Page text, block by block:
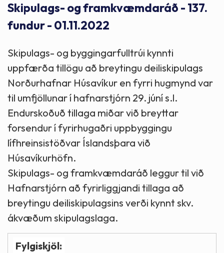
Skipulags- og framkvæmdaráð - 137.
fundur - 01.11.2022
Skipulags- og byggingarfulltrúi kynnti
uppfærða tillögu að breytingu deiliskipulags
Norðurhafnar Húsavíkur en fyrri hugmynd var
til umfjöllunar í hafnarstjórn 29. júní s.l.
Endurskoðuð tillaga miðar við breyttar
forsendur í fyrirhugaðri uppbyggingu
lífhreinsistöðvar Íslandsþara við
Húsavíkurhöfn.
Skipulags- og framkvæmdaráð leggur til við
Hafnarstjórn að fyrirliggjandi tillaga að
breytingu deiliskipulagsins verði kynnt skv.
ákvæðum skipulagslaga.
Fylgiskjöl: